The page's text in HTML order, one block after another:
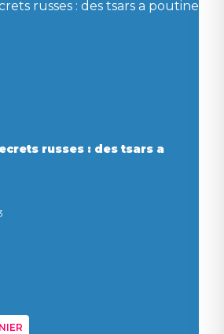
russes : des tsars a